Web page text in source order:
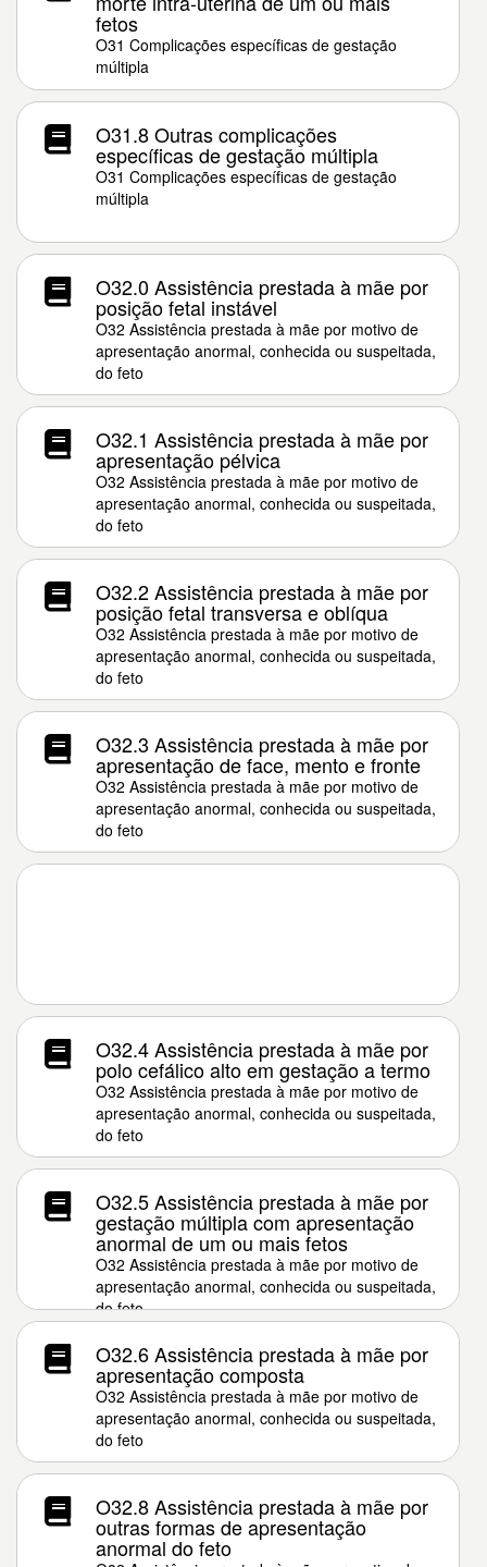
fetos
O31 Complicações específicas de gestação
múltipla
O31.8 Outras complicações
específicas de gestação múltipla
O31 Complicações específicas de gestação
múltipla
O32.0 Assistência prestada à mãe por
posição fetal instável
O32 Assistência prestada à mãe por motivo de
apresentação anormal, conhecida ou suspeitada,
do feto
O32.1 Assistência prestada à mãe por
apresentação pélvica
O32 Assistência prestada à mãe por motivo de
apresentação anormal, conhecida ou suspeitada,
do feto
O32.2 Assistência prestada à mãe por
posição fetal transversa e oblíqua
O32 Assistência prestada à mãe por motivo de
apresentação anormal, conhecida ou suspeitada,
do feto
O32.3 Assistência prestada à mãe por
apresentação de face, mento e fronte
O32 Assistência prestada à mãe por motivo de
apresentação anormal, conhecida ou suspeitada,
do feto
O32.4 Assistência prestada à mãe por
polo cefálico alto em gestação a termo
O32 Assistência prestada à mãe por motivo de
apresentação anormal, conhecida ou suspeitada,
do feto
O32.5 Assistência prestada à mãe por
gestação múltipla com apresentação
anormal de um ou mais fetos
O32 Assistência prestada à mãe por motivo de
apresentação anormal, conhecida ou suspeitada,
do feto
O32.6 Assistência prestada à mãe por
apresentação composta
O32 Assistência prestada à mãe por motivo de
apresentação anormal, conhecida ou suspeitada,
do feto
O32.8 Assistência prestada à mãe por
outras formas de apresentação
anormal do feto